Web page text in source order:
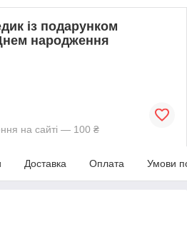
із подарунком
народження
на сайті — 100 ₴
Доставка Оплата Умови